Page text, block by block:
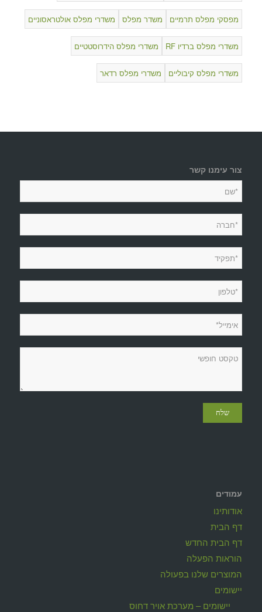
מפסקי מפלס תרמיים משדר מפלס משדרי מפלס אולטראסוניים
משדרי מפלס ברדיו RF משדרי מפלס הידרוסטטיים
משדרי מפלס קיבוליים משדרי מפלס רדאר
צור עימנו קשר
עמודים
אודותינו
דף הבית
דף הבית החדש
הוראות הפעלה
המוצרים שלנו בפעולה
יישומים
יישומים – מערכת אויר דחוס